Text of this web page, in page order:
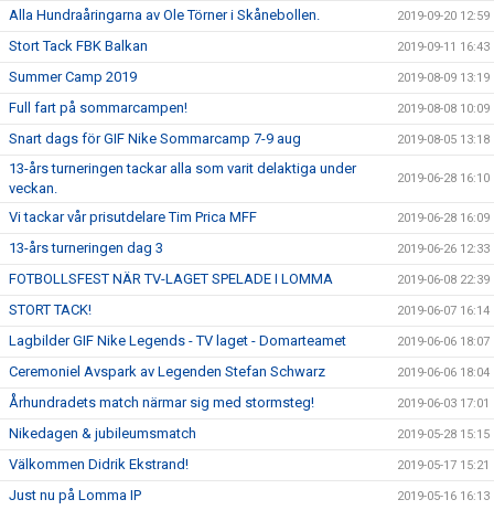
Alla Hundraåringarna av Ole Törner i Skånebollen. 2019-09-20 12:59
Stort Tack FBK Balkan 2019-09-11 16:43
Summer Camp 2019 2019-08-09 13:19
Full fart på sommarcampen! 2019-08-08 10:09
Snart dags för GIF Nike Sommarcamp 7-9 aug 2019-08-05 13:18
13-års turneringen tackar alla som varit delaktiga under
veckan.
2019-06-28 16:10
Vi tackar vår prisutdelare Tim Prica MFF 2019-06-28 16:09
13-års turneringen dag 3 2019-06-26 12:33
FOTBOLLSFEST NÄR TV-LAGET SPELADE I LOMMA 2019-06-08 22:39
STORT TACK! 2019-06-07 16:14
Lagbilder GIF Nike Legends - TV laget - Domarteamet 2019-06-06 18:07
Ceremoniel Avspark av Legenden Stefan Schwarz 2019-06-06 18:04
Århundradets match närmar sig med stormsteg! 2019-06-03 17:01
Nikedagen & jubileumsmatch 2019-05-28 15:15
Välkommen Didrik Ekstrand! 2019-05-17 15:21
Just nu på Lomma IP 2019-05-16 16:13